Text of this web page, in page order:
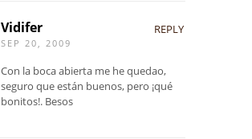
Vidifer
SEP 20, 2009
REPLY
Con la boca abierta me he quedao,
seguro que están buenos, pero ¡qué
bonitos!. Besos